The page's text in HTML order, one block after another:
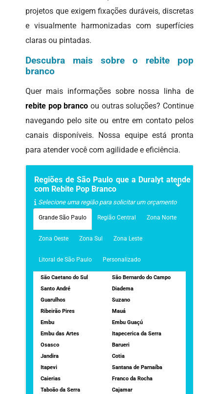
projetos que exigem fixações duráveis, discretas
e visualmente harmonizadas com superfícies
claras ou pintadas.
Descubra mais sobre o rebite pop
branco
Quer mais informações sobre nossa linha de
rebite pop branco ou outras soluções? Continue
navegando pelo site ou entre em contato pelos
canais disponíveis. Nossa equipe está pronta
para atender você com agilidade e eficiência.
Regiões de São Paulo que a Duralyt atende
com Rebite Pop Branco
Selecione uma região para solicitar um orçamento
Grande São Paulo Região Central Zona Norte
Zona Oeste Zona Sul Zona Leste
Litoral de São Paulo Personalizado
São Caetano do Sul
São Bernardo do Campo
Santo André
Diadema
Guarulhos
Suzano
Ribeirão Pires
Mauá
Embu
Embu Guaçú
Embu das Artes
Itapecerica da Serra
Osasco
Barueri
Jandira
Cotia
Itapevi
Santana de Parnaíba
Caierias
Franco da Rocha
Taboão da Serra
Cajamar